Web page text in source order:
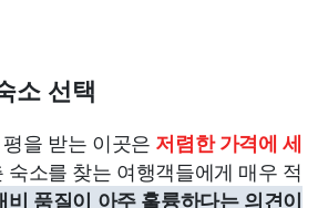
소 선택
을 받는 이곳은 저렴한 가격에 세
숙소를 찾는 여행객들에게 매우 적
비 품질이 아주 훌륭하다는 의견이